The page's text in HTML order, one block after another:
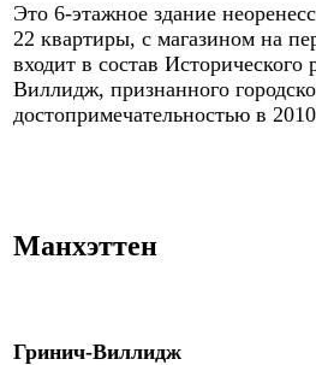
Это 6-этажное здание
22 квартиры, с магазином на
входит в состав
Виллидж, признанного
достопримечательностью в
Манхэттен
Гринич-Виллидж